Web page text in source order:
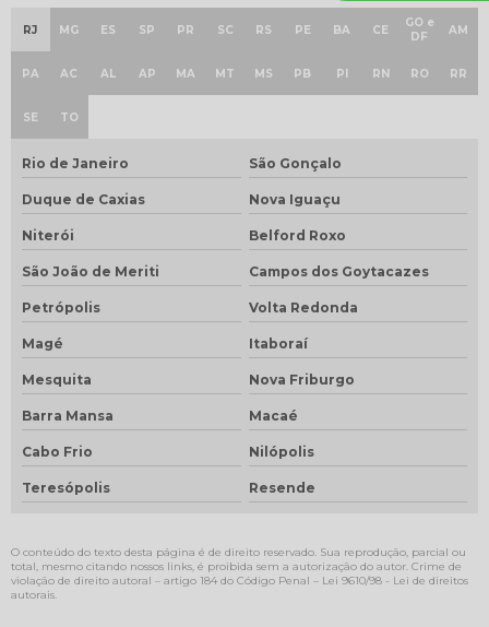
RJ MG ES SP PR SC RS PE BA CE
GO e
DF
AM
PA AC AL AP MA MT MS PB PI RN RO RR
SE TO
Rio de Janeiro São Gonçalo
Duque de Caxias Nova Iguaçu
Niterói Belford Roxo
São João de Meriti Campos dos Goytacazes
Petrópolis Volta Redonda
Magé Itaboraí
Mesquita Nova Friburgo
Barra Mansa Macaé
Cabo Frio Nilópolis
Teresópolis Resende
O conteúdo do texto desta página é de direito reservado. Sua reprodução, parcial ou
total, mesmo citando nossos links, é proibida sem a autorização do autor. Crime de
violação de direito autoral – artigo 184 do Código Penal – Lei 9610/98 - Lei de direitos
autorais.